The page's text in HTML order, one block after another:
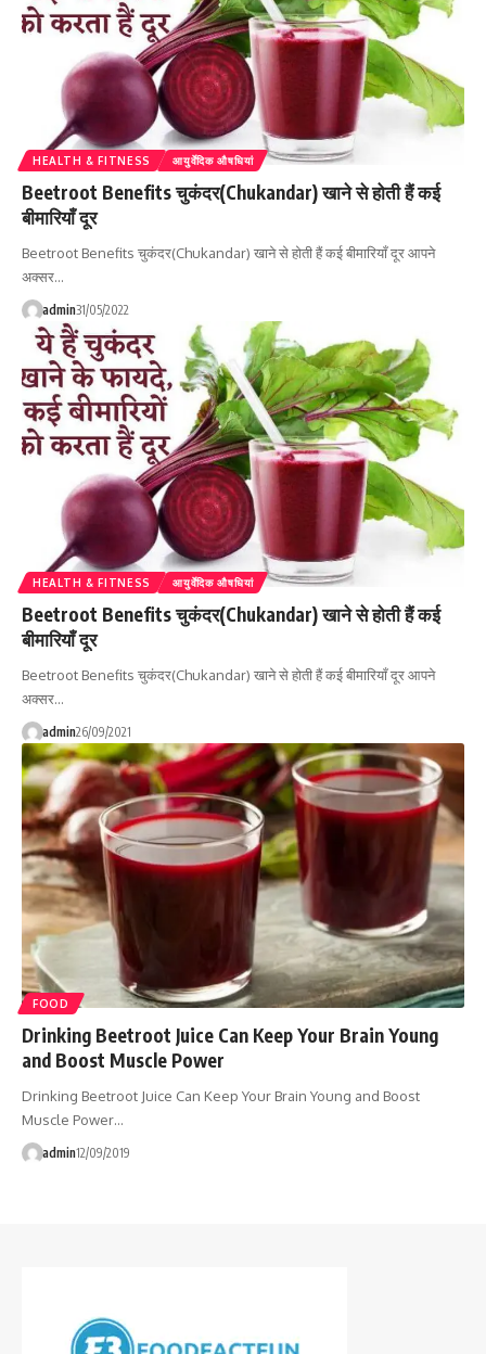
HEALTH & FITNESS आयुर्वेदिक औषधियां
Beetroot Benefits चुकंदर(Chukandar) खाने से होती हैं कई
बीमारियाँ दूर
Beetroot Benefits चुकंदर(Chukandar) खाने से होती हैं कई बीमारियाँ दूर आपने
अक्सर…
admin31/05/2022
HEALTH & FITNESS आयुर्वेदिक औषधियां
Beetroot Benefits चुकंदर(Chukandar) खाने से होती हैं कई
बीमारियाँ दूर
Beetroot Benefits चुकंदर(Chukandar) खाने से होती हैं कई बीमारियाँ दूर आपने
अक्सर…
admin26/09/2021
FOOD
Drinking Beetroot Juice Can Keep Your Brain Young
and Boost Muscle Power
Drinking Beetroot Juice Can Keep Your Brain Young and Boost
Muscle Power…
admin12/09/2019